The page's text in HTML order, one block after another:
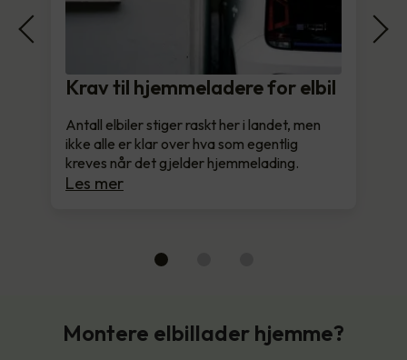
Krav til hjemmeladere for elbil
Antall elbiler stiger raskt her i landet, men
ikke alle er klar over hva som egentlig
kreves når det gjelder hjemmelading.
Les mer
Montere elbillader hjemme?